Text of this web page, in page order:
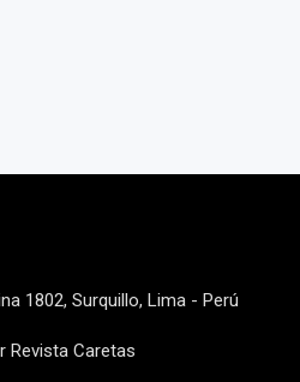
1802, Surquillo, Lima - Perú
Revista Caretas